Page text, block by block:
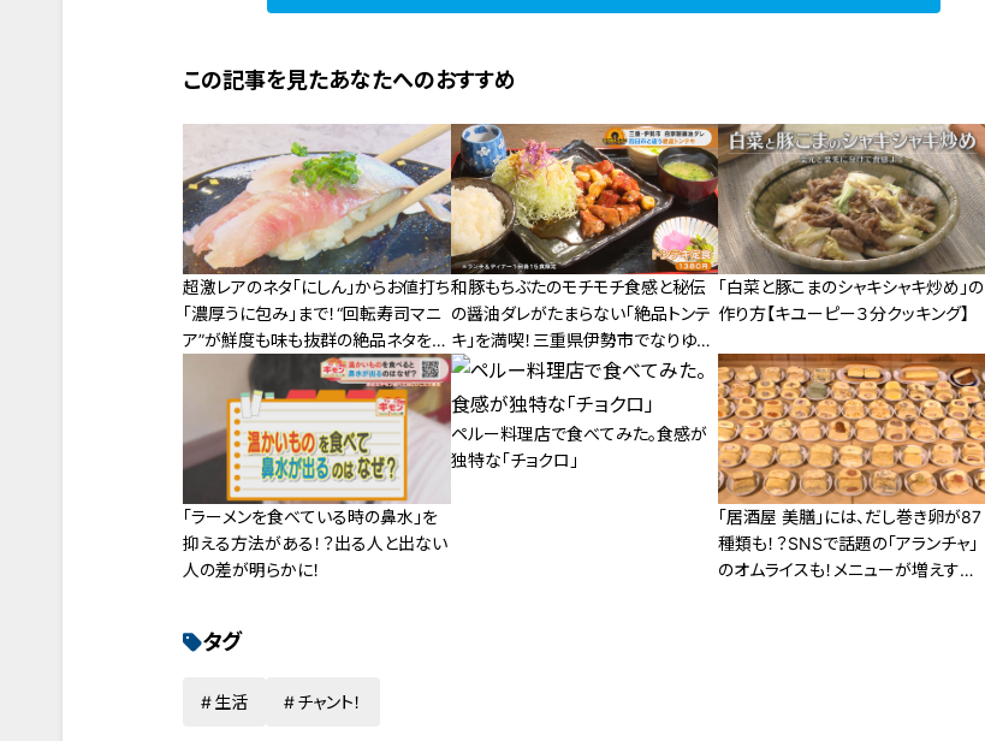
この記事を見たあなたへのおすすめ
超激レアのネタ「にしん」からお値打ち
「濃厚うに包み」まで！“回転寿司マニ
ア”が鮮度も味も抜群の絶品ネタをご
和豚もちぶたのモチモチ食感と秘伝
の醤油ダレがたまらない「絶品トンテ
キ」を満喫！三重県伊勢市でなりゆき
グルメ旅
「白菜と豚こまのシャキシャキ炒め」の
作り方【キユーピー３分クッキング】
「ラーメンを食べている時の鼻水」を
抑える方法がある！？出る人と出ない
人の差が明らかに！
ペルー料理店で食べてみた。食感が
独特な「チョクロ」
「居酒屋 美膳」には、だし巻き卵が87
種類も！？SNSで話題の「アランチャ」
のオムライスも！メニューが増えすぎ
タグ
生活 チャント！